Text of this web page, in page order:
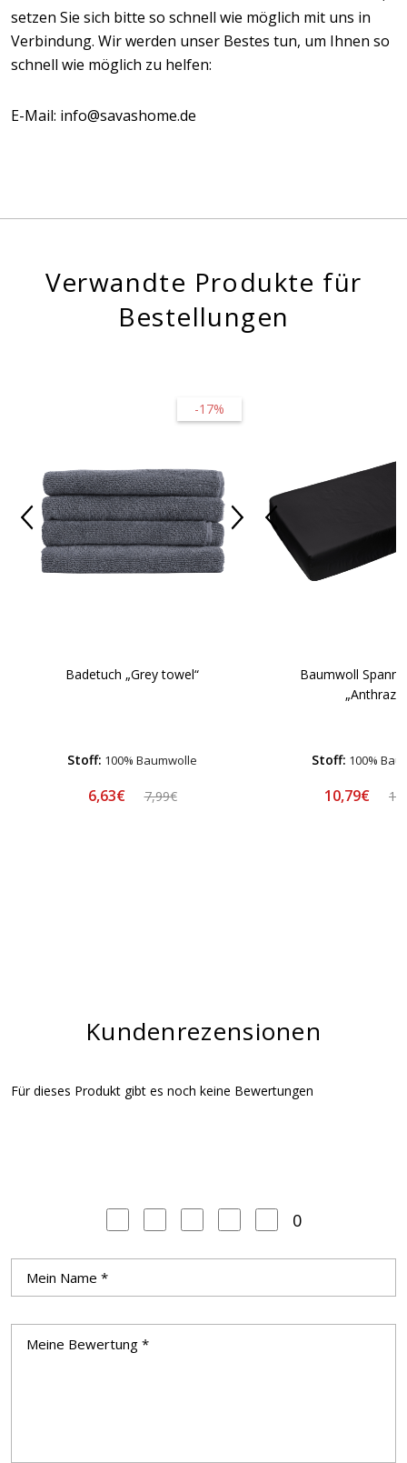
setzen Sie sich bitte so schnell wie möglich mit uns in
Verbindung. Wir werden unser Bestes tun, um Ihnen so
schnell wie möglich zu helfen:
E-Mail: info@savashome.de
Verwandte Produkte für
Bestellungen
-17%
Badetuch „Grey towel“
Stoff: 100% Baumwolle
6,63€ 7,99€
Baumwoll
„Anthrazit“
Stoff: 100%
10,79€
Kundenrezensionen
Für dieses Produkt gibt es noch keine Bewertungen
0